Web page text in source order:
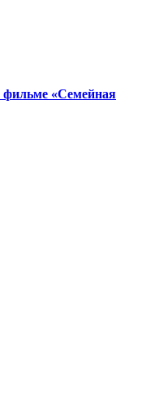
фильме «Семейная